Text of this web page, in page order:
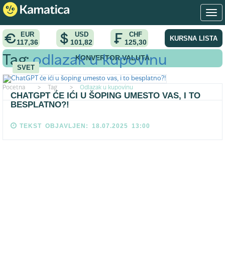
EUR
117,36
USD
101,82
CHF
125,30 KURSNA LISTA
KONVERTOR VALUTA
Pocetna > Tag > Odlazak u kupovinu
Tag:odlazak u kupovinu
SVET
CHATGPT ĆE IĆI U ŠOPING UMESTO VAS, I TO
BESPLATNO?!
TEKST OBJAVLJEN: 18.07.2025 13:00